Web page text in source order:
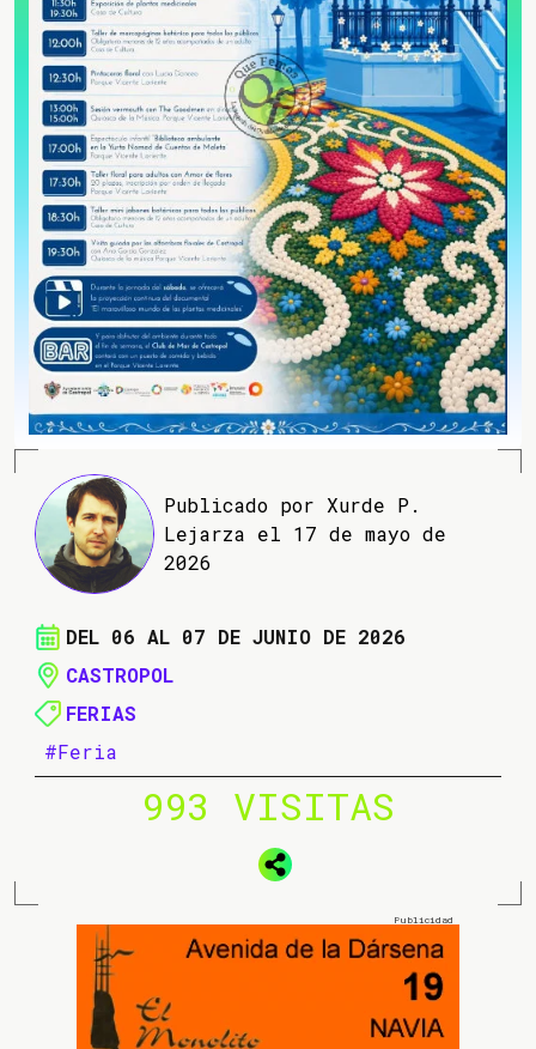
Publicado por Xurde P.
Lejarza el 17 de mayo de
2026
DEL 06 AL 07 DE JUNIO DE 2026
CASTROPOL
FERIAS
#Feria
993 VISITAS